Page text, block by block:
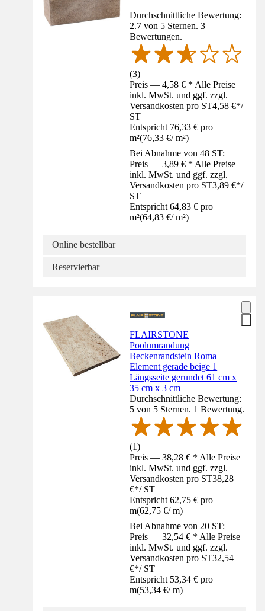
Durchschnittliche Bewertung:
2.7 von 5 Sternen. 3
Bewertungen.
(3)
Preis — 4,58 € * Alle Preise
inkl. MwSt. und ggf. zzgl.
Versandkosten pro ST4,58 €*/
ST
Entspricht 76,33 € pro
m²(76,33 €/ m²)
Bei Abnahme von 48 ST:
Preis — 3,89 € * Alle Preise
inkl. MwSt. und ggf. zzgl.
Versandkosten pro ST3,89 €*/
ST
Entspricht 64,83 € pro
m²(64,83 €/ m²)
Online bestellbar
Reservierbar
FLAIRSTONE
Poolumrandung
Beckenrandstein Roma
Element gerade beige 1
Längsseite gerundet 61 cm x
35 cm x 3 cm
Durchschnittliche Bewertung:
5 von 5 Sternen. 1 Bewertung.
(1)
Preis — 38,28 € * Alle Preise
inkl. MwSt. und ggf. zzgl.
Versandkosten pro ST38,28
€*/ ST
Entspricht 62,75 € pro
m(62,75 €/ m)
Bei Abnahme von 20 ST:
Preis — 32,54 € * Alle Preise
inkl. MwSt. und ggf. zzgl.
Versandkosten pro ST32,54
€*/ ST
Entspricht 53,34 € pro
m(53,34 €/ m)